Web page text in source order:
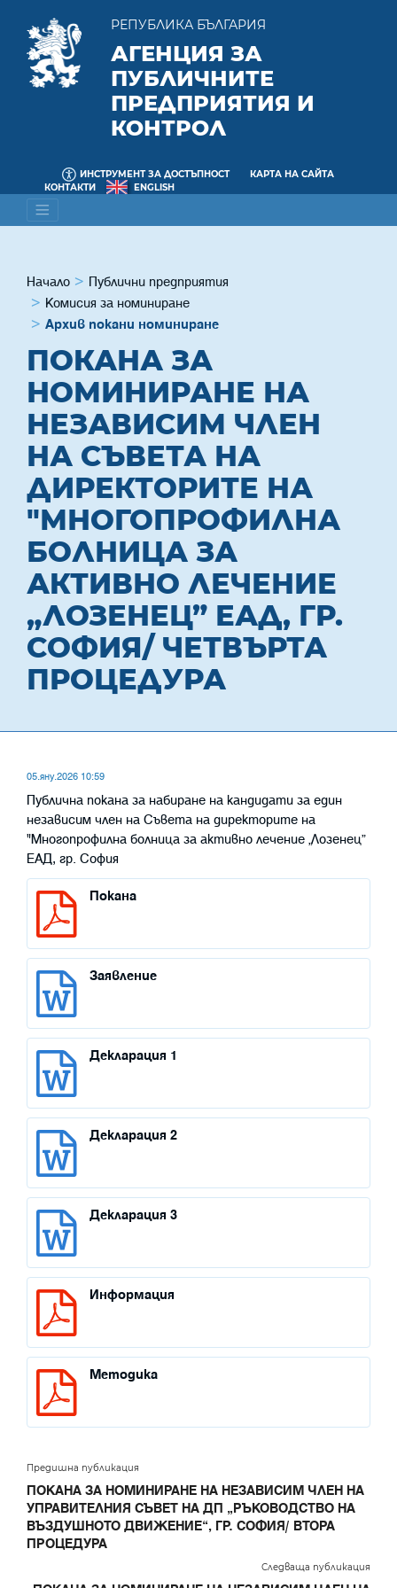
РЕПУБЛИКА БЪЛГАРИЯ
АГЕНЦИЯ ЗА
ПУБЛИЧНИТЕ
ПРЕДПРИЯТИЯ И
КОНТРОЛ
ИНСТРУМЕНТ ЗА ДОСТЪПНОСТ
КАРТА НА САЙТА
КОНТАКТИ
ENGLISH
Начало
Публични предприятия
Комисия за номиниране
Архив покани номиниране
ПОКАНА ЗА
НОМИНИРАНЕ НА
НЕЗАВИСИМ ЧЛЕН
НА СЪВЕТА НА
ДИРЕКТОРИТЕ НА
"МНОГОПРОФИЛНА
БОЛНИЦА ЗА
АКТИВНО ЛЕЧЕНИЕ
„ЛОЗЕНЕЦ” ЕАД, ГР.
СОФИЯ/ ЧЕТВЪРТА
ПРОЦЕДУРА
05.яну.2026 10:59
Публична покана за набиране на кандидати за един
независим член на Съвета на директорите на
"Многопрофилна болница за активно лечение „Лозенец”
ЕАД, гр. София
Покана
Заявление
Декларация 1
Декларация 2
Декларация 3
Информация
Методика
Предишна публикация
ПОКАНА ЗА НОМИНИРАНЕ НА НЕЗАВИСИМ ЧЛЕН НА
УПРАВИТЕЛНИЯ СЪВЕТ НА ДП „РЪКОВОДСТВО НА
ВЪЗДУШНОТО ДВИЖЕНИЕ“, ГР. СОФИЯ/ ВТОРА
ПРОЦЕДУРА
Следваща публикация